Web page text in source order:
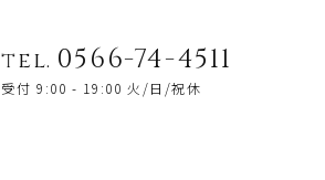
tel. 0566-74-4511
受付 9:00 - 19:00 火/日/祝休